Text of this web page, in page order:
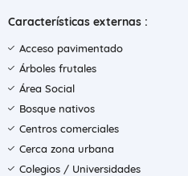
Características externas :
Acceso pavimentado
Árboles frutales
Área Social
Bosque nativos
Centros comerciales
Cerca zona urbana
Colegios / Universidades